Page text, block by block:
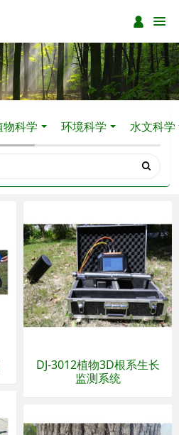
物科学 环境科学 水文科学
DJ-3012植物3D根系生长
监测系统